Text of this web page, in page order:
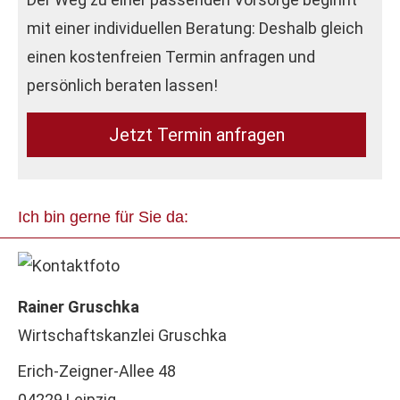
mit einer individuellen Beratung: Deshalb gleich
einen kostenfreien Termin anfragen und
persönlich beraten lassen!
Jetzt Termin anfragen
Ich bin gerne für Sie da:
Rainer Gruschka
Wirtschaftskanzlei Gruschka
Erich-Zeigner-Allee 48